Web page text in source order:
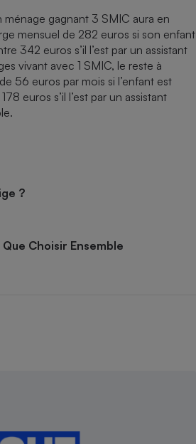
ménage gagnant 3 SMIC aura en
mensuel de 282 euros si son enfant
342 euros s’il l’est par un assistant
vivant avec 1 SMIC, le reste à
56 euros par mois si l’enfant est
euros s’il l’est par un assistant
?
Choisir Ensemble